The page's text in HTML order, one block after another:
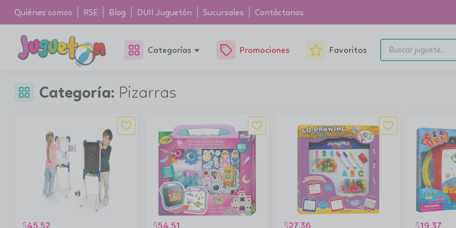
Quiénes somos RSE Blog DUII Juguetón Sucursales Contáctanos
Categorías Promociones Favoritos
Categoría: Pizarras
$45.52 $54.51 $27.36 $19.37